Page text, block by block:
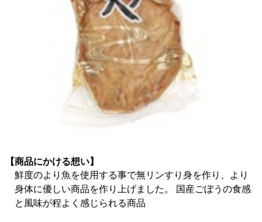
【商品にかける想い】
鮮度のより魚を使用する事で無リンすり身を作り、より
身体に優しい商品を作り上げました。 国産ごぼうの食感
と風味が程よく感じられる商品